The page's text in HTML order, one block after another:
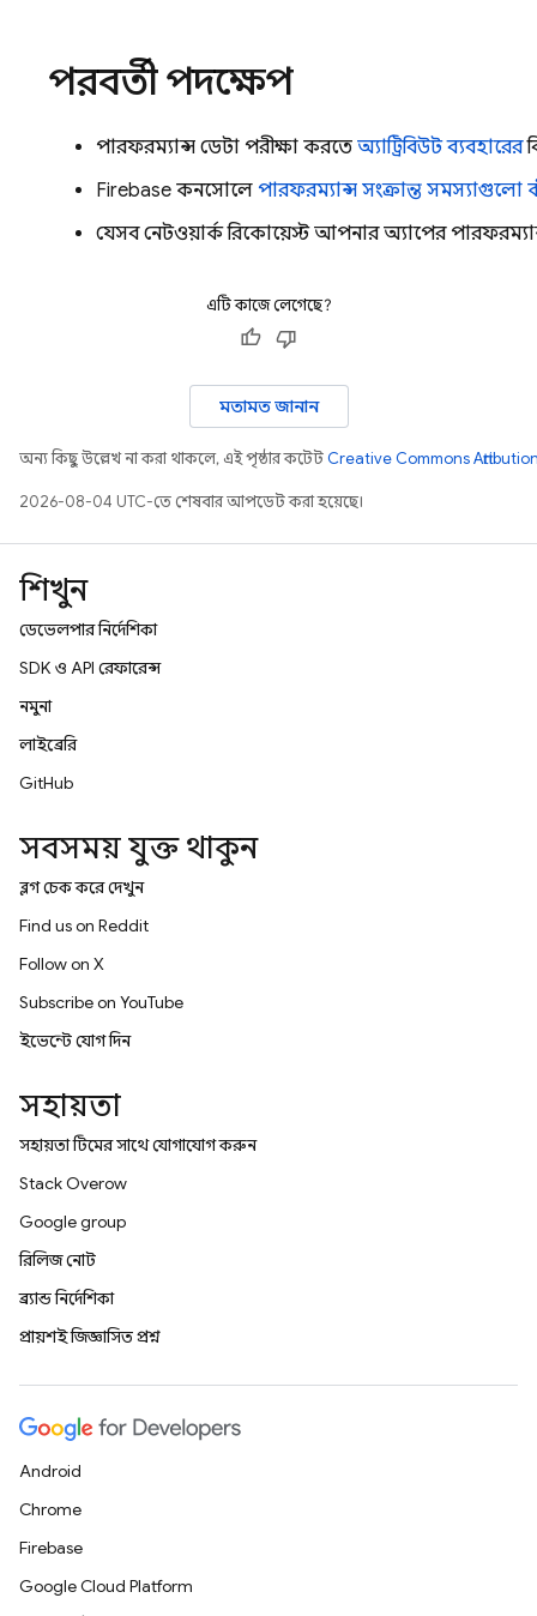
পরবর্তী পদক্ষেপ
পারফরম্যান্স ডেটা পরীক্ষা করতে অ্যাট্রিবিউট ব্যবহারের
Firebase কনসোলে পারফরম্যান্স সংক্রান্ত সমস্যাগুলো
যেসব নেটওয়ার্ক রিকোয়েস্ট আপনার অ্যাপের
এটি কাজে লেগেছে?
মতামত জানান
অন্য কিছু উল্লেখ না করা থাকলে, এই পৃষ্ঠার কন্টেন্টCreative Commons
2026-08-04 UTC-তে শেষবার আপডেট করা হয়েছে।
শিখুন
ডেভেলপার নির্দেশিকা
SDK ও API রেফারেন্স
নমুনা
লাইব্রেরি
GitHub
সবসময় যুক্ত থাকুন
ব্লগ চেক করে দেখুন
Find us on Reddit
Follow on X
Subscribe on YouTube
ইভেন্টে যোগ দিন
সহায়তা
সহায়তা টিমের সাথে যোগাযোগ করুন
Stack Overflow
Google group
রিলিজ নোট
ব্র্যান্ড নির্দেশিকা
প্রায়শই জিজ্ঞাসিত প্রশ্ন
Android
Chrome
Firebase
Google Cloud Platform